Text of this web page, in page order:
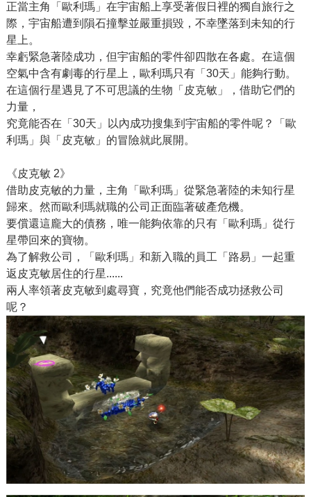
正當主角「歐利瑪」在宇宙船上享受著假日裡的獨自旅行之
際，宇宙船遭到隕石撞擊並嚴重損毀，不幸墜落到未知的行
星上。
幸虧緊急著陸成功，但宇宙船的零件卻四散在各處。在這個
空氣中含有劇毒的行星上，歐利瑪只有「30天」能夠行動。
在這個行星遇見了不可思議的生物「皮克敏」，借助它們的
力量，
究竟能否在「30天」以內成功搜集到宇宙船的零件呢？「歐
利瑪」與「皮克敏」的冒險就此展開。
《皮克敏 2》
借助皮克敏的力量，主角「歐利瑪」從緊急著陸的未知行星
歸來。然而歐利瑪就職的公司正面臨著破產危機。
要償還這龐大的債務，唯一能夠依靠的只有「歐利瑪」從行
星帶回來的寶物。
為了解救公司，「歐利瑪」和新入職的員工「路易」一起重
返皮克敏居住的行星......
兩人率領著皮克敏到處尋寶，究竟他們能否成功拯救公司
呢？